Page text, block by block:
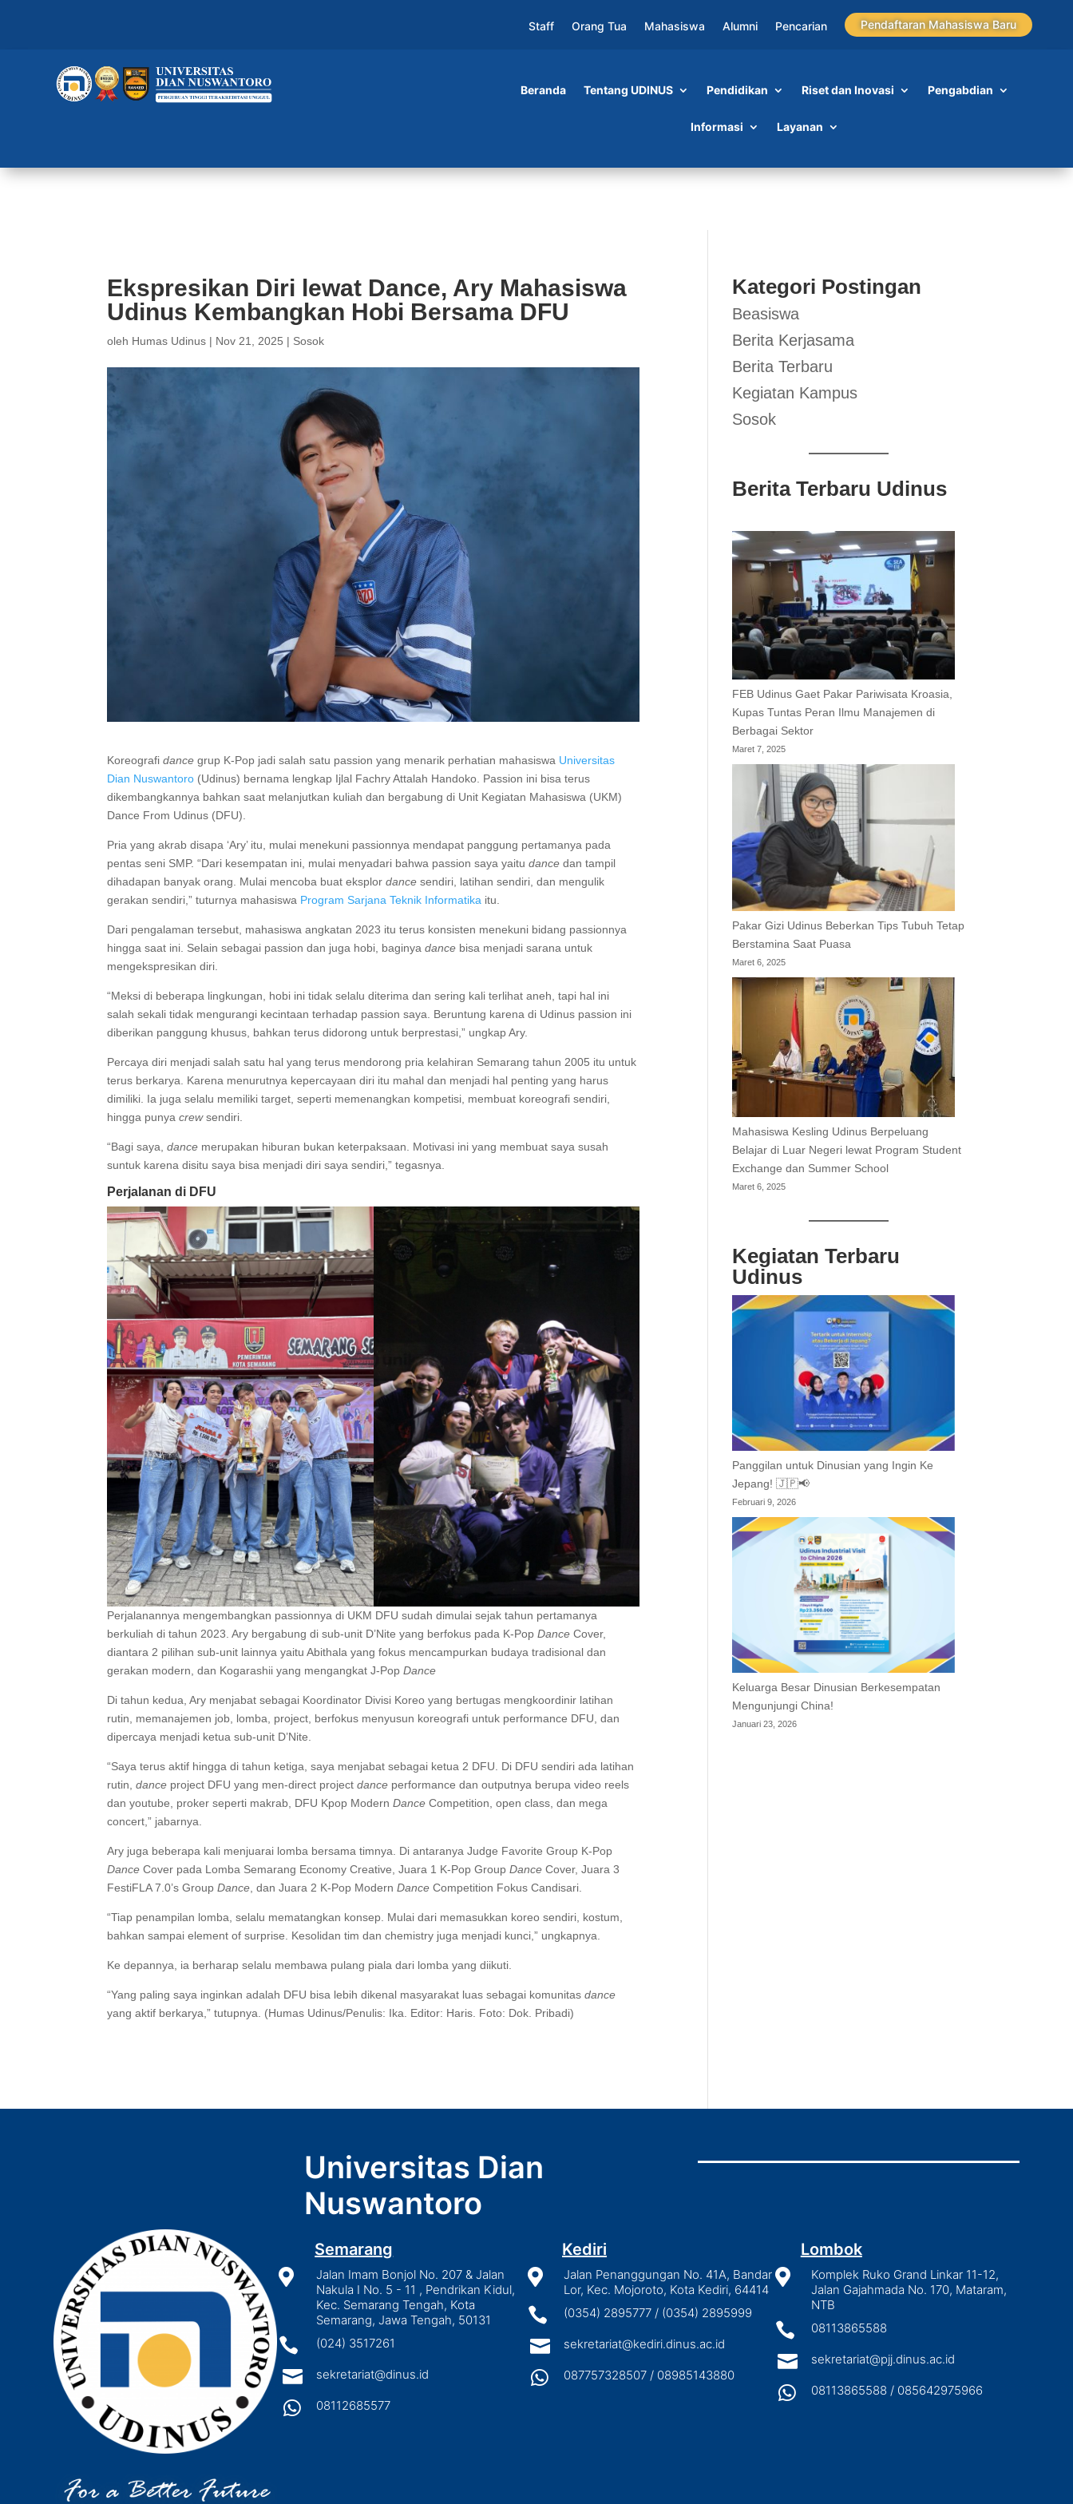
Staff Orang Tua Mahasiswa Alumni Pencarian Pendaftaran Mahasiswa Baru
Beranda Tentang UDINUS Pendidikan Riset dan Inovasi Pengabdian
Informasi Layanan
Ekspresikan Diri lewat Dance, Ary Mahasiswa
Udinus Kembangkan Hobi Bersama DFU
oleh Humas Udinus | Nov 21, 2025 | Sosok
Koreografidance grup K-Pop jadi salah satu passion yang menarik perhatian mahasiswa Universitas
Dian Nuswantoro (Udinus) bernama lengkap Ijlal Fachry Attalah Handoko. Passion ini bisa terus
dikembangkannya bahkan saat melanjutkan kuliah dan bergabung di Unit Kegiatan Mahasiswa (UKM)
Dance From Udinus (DFU).
Pria yang akrab disapa ‘Ary’ itu, mulai menekuni passionnya mendapat panggung pertamanya pada
pentas seni SMP. “Dari kesempatan ini, mulai menyadari bahwa passion saya yaitudance dan tampil
dihadapan banyak orang. Mulai mencoba buat eksplordance sendiri, latihan sendiri, dan mengulik
gerakan sendiri,” tuturnya mahasiswa Program Sarjana Teknik Informatika itu.
Dari pengalaman tersebut, mahasiswa angkatan 2023 itu terus konsisten menekuni bidang passionnya
hingga saat ini. Selain sebagai passion dan juga hobi, baginyadance bisa menjadi sarana untuk
mengekspresikan diri.
“Meksi di beberapa lingkungan, hobi ini tidak selalu diterima dan sering kali terlihat aneh, tapi hal ini
salah sekali tidak mengurangi kecintaan terhadap passion saya. Beruntung karena di Udinus passion ini
diberikan panggung khusus, bahkan terus didorong untuk berprestasi,” ungkap Ary.
Percaya diri menjadi salah satu hal yang terus mendorong pria kelahiran Semarang tahun 2005 itu untuk
terus berkarya. Karena menurutnya kepercayaan diri itu mahal dan menjadi hal penting yang harus
dimiliki. Ia juga selalu memiliki target, seperti memenangkan kompetisi, membuat koreografi sendiri,
hingga punyacrewsendiri.
“Bagi saya,dance merupakan hiburan bukan keterpaksaan. Motivasi ini yang membuat saya susah
suntuk karena disitu saya bisa menjadi diri saya sendiri,” tegasnya.
Perjalanan di DFU
Perjalanannya mengembangkan passionnya di UKM DFU sudah dimulai sejak tahun pertamanya
berkuliah di tahun 2023. Ary bergabung di sub-unit D’Nite yang berfokus pada K-PopDance Cover,
diantara 2 pilihan sub-unit lainnya yaitu Abithala yang fokus mencampurkan budaya tradisional dan
gerakan modern, dan Kogarashii yang mengangkat J-PopDance
Di tahun kedua, Ary menjabat sebagai Koordinator Divisi Koreo yang bertugas mengkoordinir latihan
rutin, memanajemen job, lomba, project, berfokus menyusun koreografi untuk performance DFU, dan
dipercaya menjadi ketua sub-unit D’Nite.
“Saya terus aktif hingga di tahun ketiga, saya menjabat sebagai ketua 2 DFU. Di DFU sendiri ada latihan
rutin,dance project DFU yang men-direct projectdance performance dan outputnya berupa video reels
dan youtube, proker seperti makrab, DFU Kpop ModernDance Competition, open class, dan mega
concert,” jabarnya.
Ary juga beberapa kali menjuarai lomba bersama timnya. Di antaranya Judge Favorite Group K-Pop
Dance Cover pada Lomba Semarang Economy Creative, Juara 1 K-Pop GroupDance Cover, Juara 3
FestiFLA 7.0’s GroupDance , dan Juara 2 K-Pop ModernDance Competition Fokus Candisari.
“Tiap penampilan lomba, selalu mematangkan konsep. Mulai dari memasukkan koreo sendiri, kostum,
bahkan sampai element of surprise. Kesolidan tim dan chemistry juga menjadi kunci,” ungkapnya.
Ke depannya, ia berharap selalu membawa pulang piala dari lomba yang diikuti.
“Yang paling saya inginkan adalah DFU bisa lebih dikenal masyarakat luas sebagai komunitasdance
yang aktif berkarya,” tutupnya. (Humas Udinus/Penulis: Ika. Editor: Haris. Foto: Dok. Pribadi)
Kategori Postingan
Beasiswa
Berita Kerjasama
Berita Terbaru
Kegiatan Kampus
Sosok
Berita Terbaru Udinus
FEB Udinus Gaet Pakar Pariwisata Kroasia,
Kupas Tuntas Peran Ilmu Manajemen di
Berbagai Sektor
Maret 7, 2025
Pakar Gizi Udinus Beberkan Tips Tubuh Tetap
Berstamina Saat Puasa
Maret 6, 2025
Mahasiswa Kesling Udinus Berpeluang
Belajar di Luar Negeri lewat Program Student
Exchange dan Summer School
Maret 6, 2025
Kegiatan Terbaru
Udinus
Panggilan untuk Dinusian yang Ingin Ke
Jepang! 🇯🇵📢
Februari 9, 2026
Keluarga Besar Dinusian Berkesempatan
Mengunjungi China!
Januari 23, 2026
Universitas Dian
Nuswantoro
Semarang

Jalan Imam Bonjol No. 207 & Jalan
Nakula I No. 5 - 11 , Pendrikan Kidul,
Kec. Semarang Tengah, Kota
Semarang, Jawa Tengah, 50131
 (024) 3517261
 sekretariat@dinus.id
 08112685577
Kediri

Jalan Penanggungan No. 41A, Bandar
Lor, Kec. Mojoroto, Kota Kediri, 64414
 (0354) 2895777 / (0354) 2895999
 sekretariat@kediri.dinus.ac.id
 087757328507 / 08985143880
Lombok

Komplek Ruko Grand Linkar 11-12,
Jalan Gajahmada No. 170, Mataram,
NTB
 08113865588
 sekretariat@pjj.dinus.ac.id
 08113865588 / 085642975966